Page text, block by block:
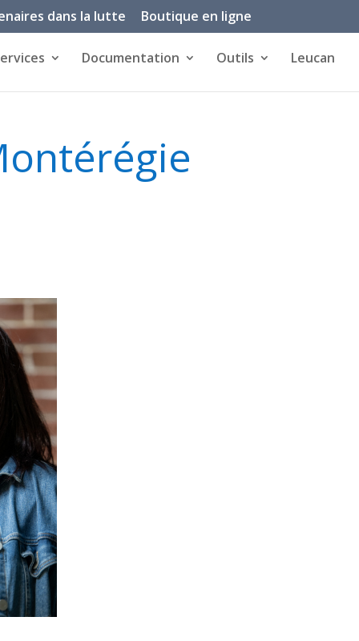
dans la lutte Boutique en ligne
Documentation Outils Leucan